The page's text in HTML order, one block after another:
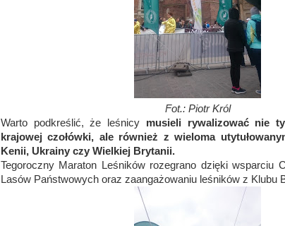
Fot.: Piotr Król
Warto podkreślić, że leśnicy musieli rywalizować nie
krajowej czołówki, ale również z wieloma
Kenii, Ukrainy czy Wielkiej Brytanii.
Tegoroczny Maraton Leśników rozegrano dzięki wsparciu
Lasów Państwowych oraz zaangażowaniu leśników z Klubu